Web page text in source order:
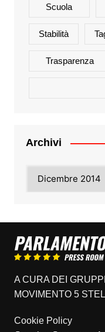
Scuola
Stabilità
Trasparenza
Archivi
A CURA DEI
MOVIMENTO 5
Cookie Policy